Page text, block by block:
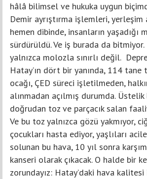
hâlâ bilimsel ve hukuka uygun
Demir ayrıştırma işlemleri, yerleşim
hemen dibinde, insanların yaşadığı
sürdürüldü. Ve iş burada da
yalnızca molozla sınırlı değil.
Hatay’ın dört bir yanında, 114 tane
ocağı, ÇED süreci işletilmeden,
alınmadan açılmış durumda.
doğrudan toz ve parçacık salan
Ve bu toz yalnızca gözü yakmıyor,
çocukları hasta ediyor, yaşlıları
solunan bu hava, 10 yıl sonra
kanseri olarak çıkacak. O halde bir
zorundayız: Hatay’daki hava